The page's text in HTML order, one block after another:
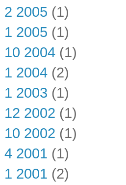
2 2005 (1)
1 2005 (1)
10 2004 (1)
1 2004 (2)
1 2003 (1)
12 2002 (1)
10 2002 (1)
4 2001 (1)
1 2001 (2)